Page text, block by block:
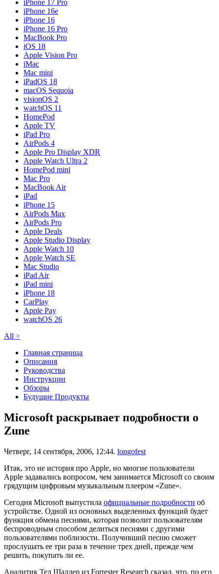
iPhone 17 Pro
iPhone 16e
iPhone 16
iPhone 16 Pro
MacBook Pro
iOS 18
Apple Vision Pro
iMac
Mac mini
iPadOS 18
macOS Sequoia
visionOS 2
watchOS 11
HomePod
Apple TV
iPad Pro
AirPods 4
Apple Pro Display XDR
Apple Watch Ultra 2
HomePod mini
Mac Pro
MacBook Air
iPad
iPhone 15
AirPods Max
AirPods Pro
Apple Deals
Apple Studio Display
Apple Watch 10
Apple Watch SE
Mac Studio
iPad Air
iPad mini
iPhone 18
CarPlay
Apple Pay
watchOS 26
All >
Главная страница
Описания
Руководства
Инструкции
Обзоры
Будущие Продукты
Microsoft раскрывает подробности о
Zune
Четверг, 14 сентября, 2006, 12:44. longofest
Итак, это не история про Apple, но многие пользователи
Apple задавались вопросом, чем занимается Microsoft со своим
грядущим цифровым музыкальным плеером «Zune».
Сегодня Microsoft выпустила официальные подробности об
устройстве. Одной из основных выделенных функций будет
функция обмена песнями, которая позволит пользователям
беспроводным способом делиться песнями с другими
пользователями поблизости. Получивший песню сможет
прослушать ее три раза в течение трех дней, прежде чем
решить, покупать ли ее.
Аналитик Тед Шадлер из Forrester Research сказал, что, по его